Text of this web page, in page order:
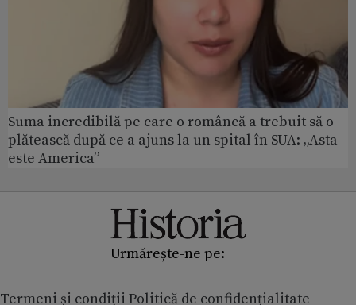
Suma incredibilă pe care o româncă a trebuit să o
plătească după ce a ajuns la un spital în SUA: „Asta
este America”
Urmărește-ne pe:
Termeni și condiții Politică de confidențialitate